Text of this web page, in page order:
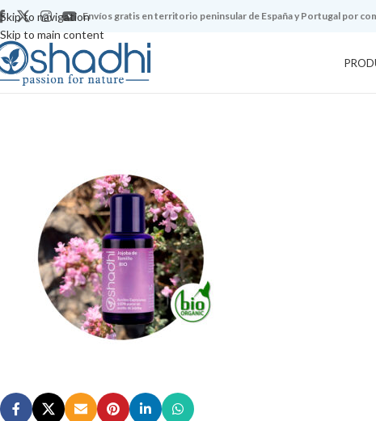
Skip to navigation
Skip to main content
Envíos gratis en territorio peninsular de España y Portugal por